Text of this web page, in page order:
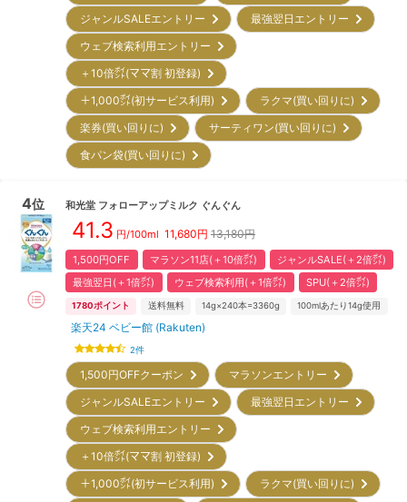
ジャンルSALEエントリー
最強翌日エントリー
ウェブ検索利用エントリー
＋10倍㌽(ママ割 初登録)
＋1,000㌽(初サービス利用)
ラクマ(買い回りに)
楽券(買い回りに)
サーティワン(買い回りに)
食パン袋(買い回りに)
4位 和光堂 フォローアップミルク ぐんぐん
41.3 円/100ml 11,680円 13,180円
1,500円OFF マラソン11店(＋10倍㌽)
ジャンルSALE(＋2倍㌽)
最強翌日(＋1倍㌽)
ウェブ検索利用(＋1倍㌽) SPU(＋2倍㌽)
1780ポイント 送料無料 14g×240本=3360g 100mlあたり14g使用
楽天24 ベビー館 (Rakuten)
2件
1,500円OFFクーポン
マラソンエントリー
ジャンルSALEエントリー
最強翌日エントリー
ウェブ検索利用エントリー
＋10倍㌽(ママ割 初登録)
＋1,000㌽(初サービス利用)
ラクマ(買い回りに)